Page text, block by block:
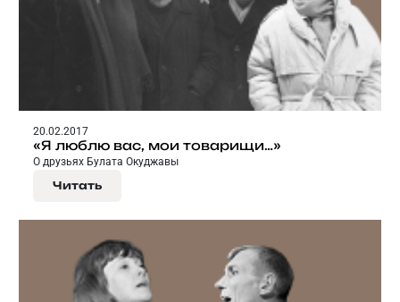
20.02.2017
«Я люблю вас, мои товарищи…»
О друзьях Булата Окуджавы
Читать